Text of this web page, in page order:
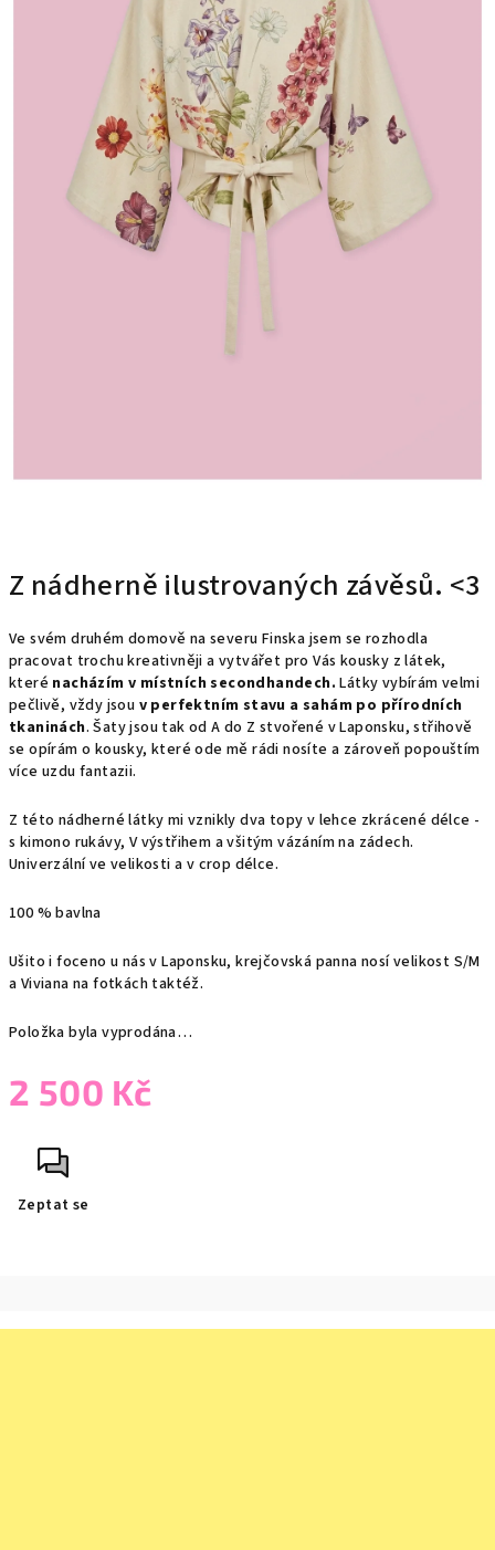
Z nádherně ilustrovaných závěsů. <3
Ve svém druhém domově na severu Finska jsem se rozhodla
pracovat trochu kreativněji a vytvářet pro Vás kousky z látek,
které nacházím v místních secondhandech. Látky vybírám velmi
pečlivě, vždy jsou v perfektním stavu a sahám po přírodních
tkaninách. Šaty jsou tak od A do Z stvořené v Laponsku, střihově
se opírám o kousky, které ode mě rádi nosíte a zároveň popouštím
více uzdu fantazii.
Z této nádherné látky mi vznikly dva topy v lehce zkrácené délce -
s kimono rukávy, V výstřihem a všitým vázáním na zádech.
Univerzální ve velikosti a v crop délce.
100 % bavlna
Ušito i foceno u nás v Laponsku, krejčovská panna nosí velikost S/M
a Viviana na fotkách taktéž.
Položka byla vyprodána…
2 500 Kč
cena:
Zeptat se